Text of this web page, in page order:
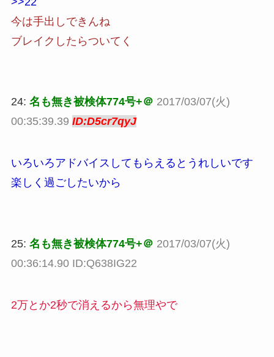
今は手出しできんね
ブレイクしたらついてく
24: 名も無き被検体774号+＠ 2017/03/07(火)
00:35:39.39 ID:D5cr7qyJ
いろいろアドバイスしてもらえるとうれしいです
楽しく過ごしたいから
25: 名も無き被検体774号+＠ 2017/03/07(火)
00:36:14.90 ID:Q638IG22
2万とか2秒で消えるから無理やで